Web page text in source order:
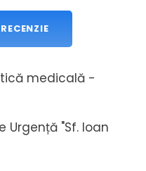
medicală -
Urgență "Sf. Ioan